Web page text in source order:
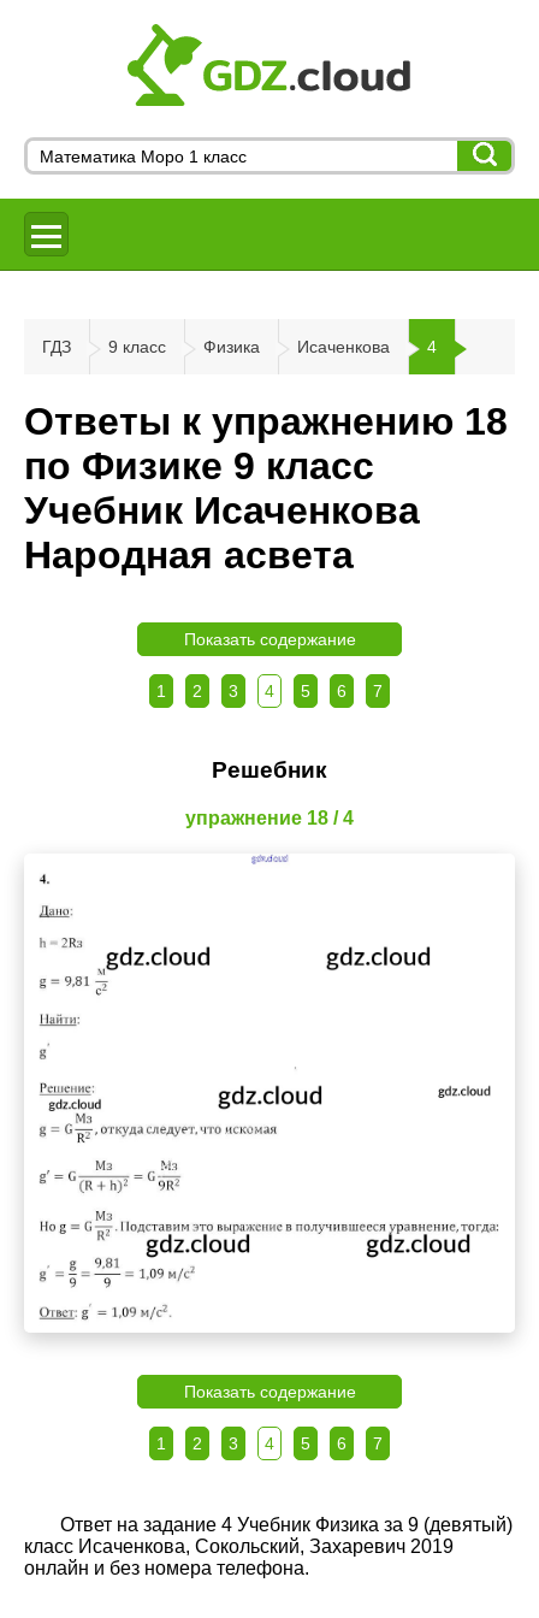
ГДЗ 9 класс Физика Исаченкова 4
Ответы к упражнению 18
по Физике 9 класс
Учебник Исаченкова
Народная асвета
Показать содержание
1 2 3 4 5 6 7
Решебник
упражнение 18 / 4
Показать содержание
1 2 3 4 5 6 7
Ответ на задание 4 Учебник Физика за 9 (девятый)
класс Исаченкова, Сокольский, Захаревич 2019
онлайн и без номера телефона.